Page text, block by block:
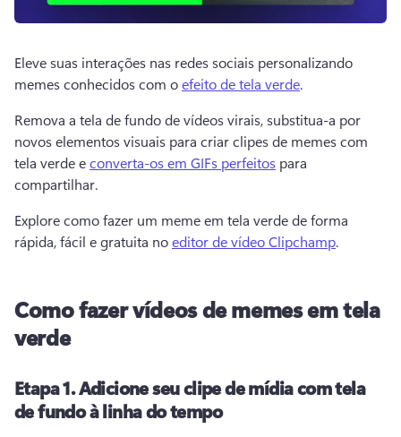
Eleve suas interações nas redes sociais personalizando
memes conhecidos com o efeito de tela verde.
Remova a tela de fundo de vídeos virais, substitua-a por
novos elementos visuais para criar clipes de memes com
tela verde e converta-os em GIFs perfeitos para
compartilhar.
Explore como fazer um meme em tela verde de forma
rápida, fácil e gratuita no editor de vídeo Clipchamp.
Como fazer vídeos de memes em tela
verde
Etapa 1.Adicione seu clipe de mídia com tela
de fundo à linha do tempo